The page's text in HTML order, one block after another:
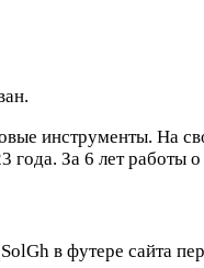
инструменты. На
За 6 лет работы
в футере сайта